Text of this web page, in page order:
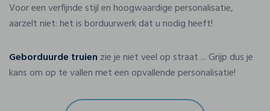
Voor een verfijnde stijl en hoogwaardige personalisatie,
aarzelt niet: het is borduurwerk dat u nodig heeft!
Geborduurde truien zie je niet veel op straat ... Grijp dus je
kans om op te vallen met een opvallende personalisatie!